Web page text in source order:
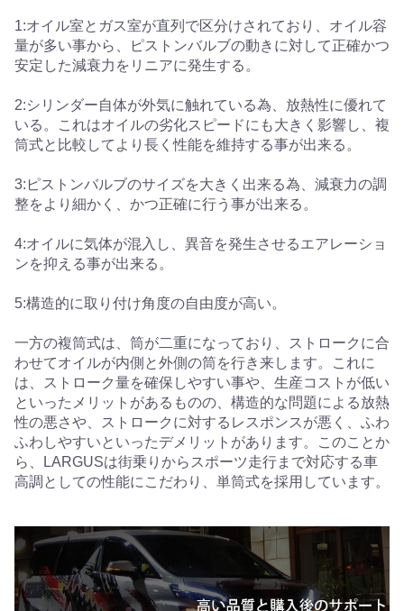
1:オイル室とガス室が直列で区分けされており、オイル容
量が多い事から、ピストンバルブの動きに対して正確かつ
安定した減衰力をリニアに発生する。
2:シリンダー自体が外気に触れている為、放熱性に優れて
いる。これはオイルの劣化スピードにも大きく影響し、複
筒式と比較してより長く性能を維持する事が出来る。
3:ピストンバルブのサイズを大きく出来る為、減衰力の調
整をより細かく、かつ正確に行う事が出来る。
4:オイルに気体が混入し、異音を発生させるエアレーショ
ンを抑える事が出来る。
5:構造的に取り付け角度の自由度が高い。
一方の複筒式は、筒が二重になっており、ストロークに合
わせてオイルが内側と外側の筒を行き来します。これに
は、ストローク量を確保しやすい事や、生産コストが低い
といったメリットがあるものの、構造的な問題による放熱
性の悪さや、ストロークに対するレスポンスが悪く、ふわ
ふわしやすいといったデメリットがあります。このことか
ら、LARGUSは街乗りからスポーツ走行まで対応する車
高調としての性能にこだわり、単筒式を採用しています。